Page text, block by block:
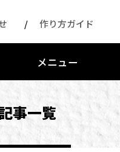
作り方ガイド
メニュー
事一覧